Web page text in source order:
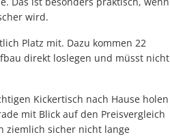
wird.
Platz mit. Dazu kommen 22
direkt loslegen und müsst nicht
Kickertisch nach Hause holen
mit Blick auf den Preisvergleich
ziemlich sicher nicht lange